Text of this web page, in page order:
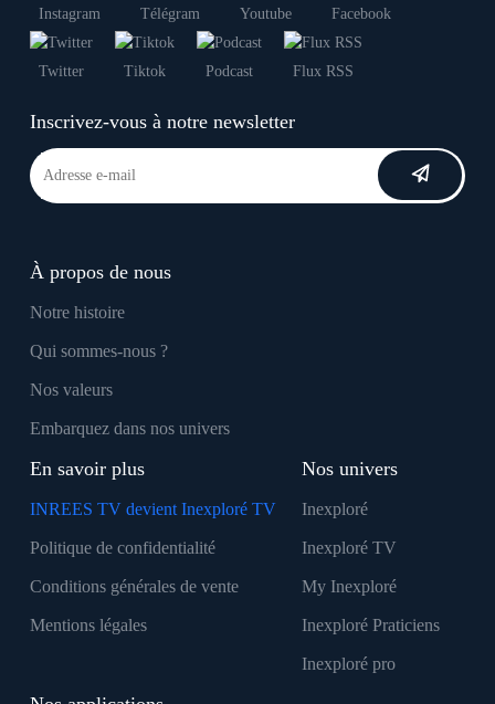
Instagram Télégram Youtube Facebook
Twitter Tiktok Podcast Flux RSS
Inscrivez-vous à notre newsletter
À propos de nous
Notre histoire
Qui sommes-nous ?
Nos valeurs
Embarquez dans nos univers
En savoir plus
INREES TV devient Inexploré TV
Politique de confidentialité
Conditions générales de vente
Mentions légales
Nos univers
Inexploré
Inexploré TV
My Inexploré
Inexploré Praticiens
Inexploré pro